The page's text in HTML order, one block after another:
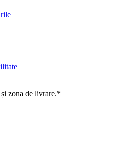
zona de livrare.*